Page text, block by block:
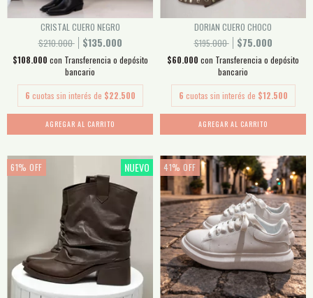
CRISTAL CUERO NEGRO
$210.000
$135.000
$108.000 con Transferencia o depósito
bancario
6 cuotas sin interés de $22.500
AGREGAR AL CARRITO
DORIAN CUERO CHOCO
$195.000
$75.000
$60.000 con Transferencia o depósito
bancario
6 cuotas sin interés de $12.500
AGREGAR AL CARRITO
61% OFF NUEVO 41% OFF